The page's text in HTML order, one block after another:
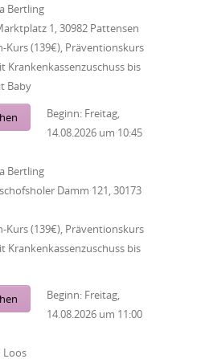
Bertling
1, 30982 Pattensen
Kurs (139€), Präventionskurs
Krankenkassenzuschuss bis
Baby
Beginn: Freitag,
14.08.2026 um 10:45
Bertling
Damm 121, 30173
Kurs (139€), Präventionskurs
Krankenkassenzuschuss bis
Beginn: Freitag,
14.08.2026 um 11:00
Loos